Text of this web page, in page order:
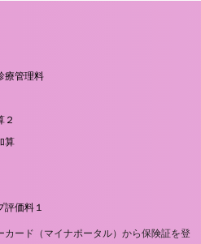
療管理料
２
算
価料１
カード（マイナポータル）から保険証を登